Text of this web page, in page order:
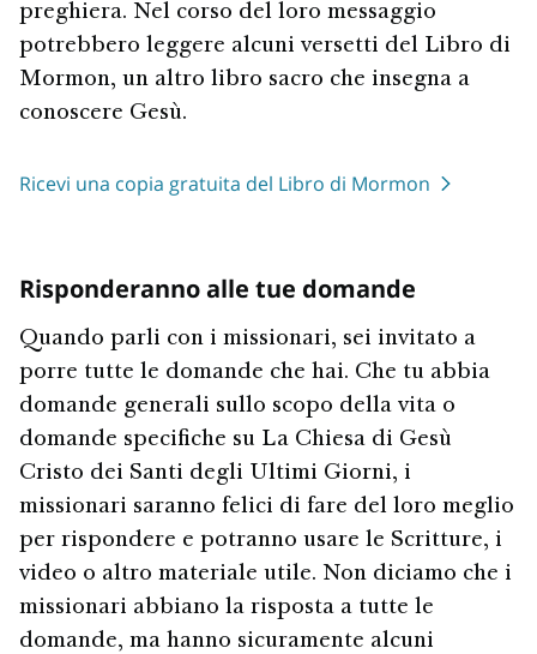
preghiera. Nel corso del loro messaggio
potrebbero leggere alcuni versetti del Libro di
Mormon, un altro libro sacro che insegna a
conoscere Gesù.
Ricevi una copia gratuita del Libro di Mormon
Risponderanno alle tue domande
Quando parli con i missionari, sei invitato a
porre tutte le domande che hai. Che tu abbia
domande generali sullo scopo della vita o
domande specifiche su La Chiesa di Gesù
Cristo dei Santi degli Ultimi Giorni, i
missionari saranno felici di fare del loro meglio
per rispondere e potranno usare le Scritture, i
video o altro materiale utile. Non diciamo che i
missionari abbiano la risposta a tutte le
domande, ma hanno sicuramente alcuni